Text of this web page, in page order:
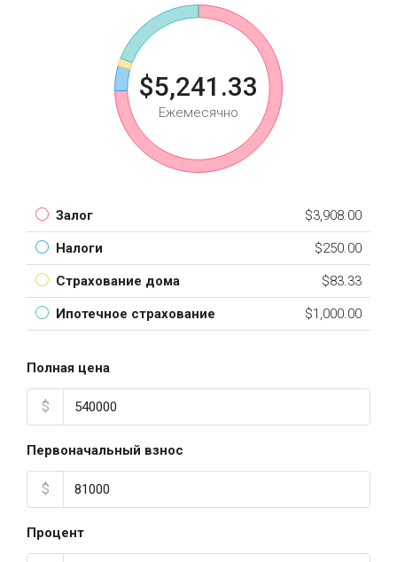
$5,241.33
Ежемесячно
Залог $3,908.00
Налоги $250.00
Страхование дома $83.33
Ипотечное страхование $1,000.00
Полная цена
$
Первоначальный взнос
$
Процент